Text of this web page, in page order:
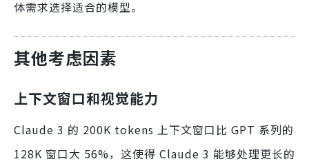
体需求选择适合的模型。
其他考虑因素
上下文窗口和视觉能力
Claude 3 的 200K tokens 上下文窗口比 GPT 系列的
128K 窗口大 56%，这使得 Claude 3 能够处理更长的